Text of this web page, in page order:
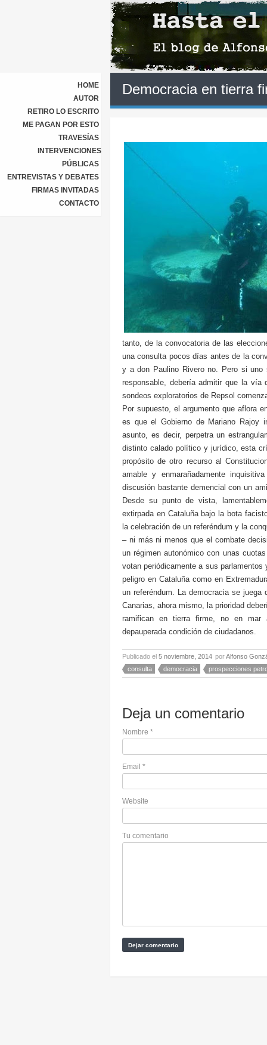
HOME
AUTOR
RETIRO LO ESCRITO
ME PAGAN POR ESTO
TRAVESÍAS
INTERVENCIONES
PÚBLICAS
ENTREVISTAS Y DEBATES
FIRMAS INVITADAS
CONTACTO
Democracia en tierra
tanto, de la convocatoria de las
una consulta pocos días antes de la
y a don Paulino Rivero no. Pero si uno
responsable, debería admitir que la
sondeos exploratorios de Repsol
Por supuesto, el argumento que aflora
es que el Gobierno de Mariano Rajoy
asunto, es decir, perpetra un
distinto calado político y jurídico, esta
propósito de otro recurso al
amable y enmarañadamente
discusión bastante demencial con un
Desde su punto de vista,
extirpada en Cataluña bajo la bota
la celebración de un referéndum y la
– ni más ni menos que el combate
un régimen autonómico con unas
votan periódicamente a sus
peligro en Cataluña como en
un referéndum. La democracia se
Canarias, ahora mismo, la prioridad
ramifican en tierra firme, no en mar
depauperada condición de ciudadanos.
Publicado el 5 noviembre, 2014 porAlfonso
consulta
democracia prospecciones
Deja un comentario
Nombre *
Email *
Website
Tu comentario